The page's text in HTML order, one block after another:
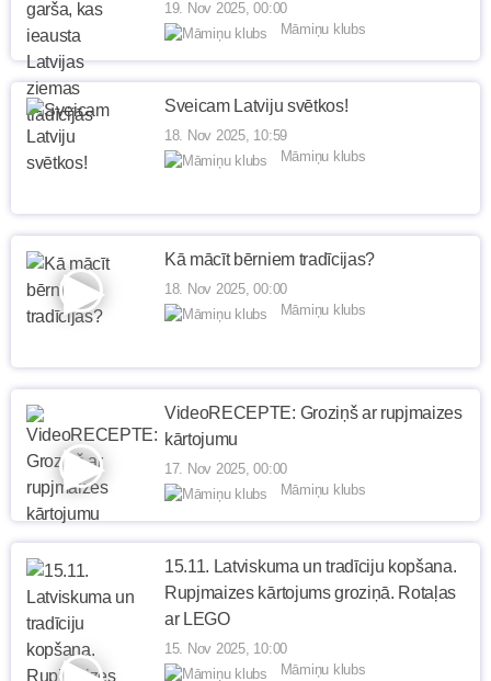
19. Nov 2025, 00:00
Māmiņu klubs
Sveicam Latviju svētkos!
18. Nov 2025, 10:59
Māmiņu klubs
Kā mācīt bērniem tradīcijas?
18. Nov 2025, 00:00
Māmiņu klubs
VideoRECEPTE: Groziņš ar rupjmaizes
kārtojumu
17. Nov 2025, 00:00
Māmiņu klubs
15.11. Latviskuma un tradīciju kopšana.
Rupjmaizes kārtojums groziņā. Rotaļas
ar LEGO
15. Nov 2025, 10:00
Māmiņu klubs